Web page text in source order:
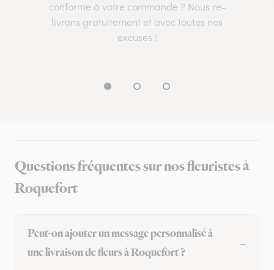
conforme à votre commande ? Nous re-
livrons gratuitement et avec toutes nos
excuses !
Questions fréquentes sur nos fleuristes à
Roquefort
Peut-on ajouter un message personnalisé à
une livraison de fleurs à Roquefort ?